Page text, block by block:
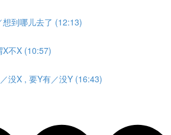
到哪儿去了 (12:13)
不X (10:57)
没X , 要Y有／没Y (16:43)